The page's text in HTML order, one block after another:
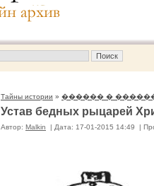
Тайны истории » ������ �
Устав бедных рыцарей
Автор: Malkin | Дата: 17-01-2015 14:49 |